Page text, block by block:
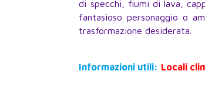
di specchi, fiumi di lava,
fantasioso personaggio o
trasformazione desiderata.
Informazioni utili: Locali